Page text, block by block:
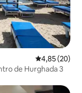
4,85 de uma
4,85 (20)
de Hurghada 3